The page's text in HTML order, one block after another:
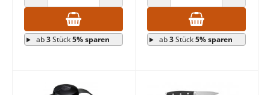
ANZAHL VERRINGERN ANZAHL ERHÖHEN
ab3Stück5% sparen
ANZAHL VERRINGERN ANZAHL
ab3Stück5% sparen